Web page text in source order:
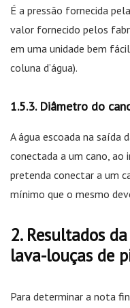
É a pressão fornecida
valor fornecido pelos
em uma unidade bem
coluna d’água).
Diâmetro do
A água escoada na saída
conectada a um cano, ao
pretenda conectar a um
mínimo que o mesmo
Resultados
lava-louças de
Para determinar a nota